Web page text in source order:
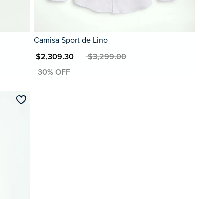
Camisa Sport de Lino
MXN $2,309.30MXN $3,299.00